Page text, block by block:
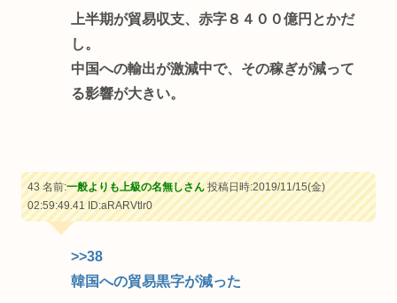
上半期が貿易収支、赤字８４００億円とかだ
し。
中国への輸出が激減中で、その稼ぎが減って
る影響が大きい。
43 名前:一般よりも上級の名無しさん投稿日時:2019/11/15(金)
02:59:49.41ID:aRARVtlr0
>>38
韓国への貿易黒字が減った